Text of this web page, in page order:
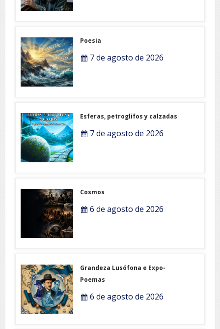
Poesia
7 de agosto de 2026
Esferas, petroglifos y calzadas
7 de agosto de 2026
Cosmos
6 de agosto de 2026
Grandeza Lusófona e Expo-
Poemas
6 de agosto de 2026